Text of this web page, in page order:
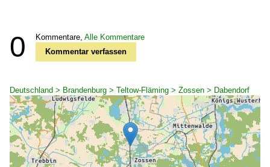
0 Kommentare, Alle Kommentare
Kommentar verfassen
Deutschland > Brandenburg > Teltow-Fläming > Zossen > Dabendorf